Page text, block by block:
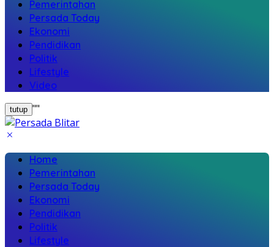
Pemerintahan
Persada Today
Ekonomi
Pendidikan
Politik
Lifestyle
Video
tutup ""
Home
Pemerintahan
Persada Today
Ekonomi
Pendidikan
Politik
Lifestyle